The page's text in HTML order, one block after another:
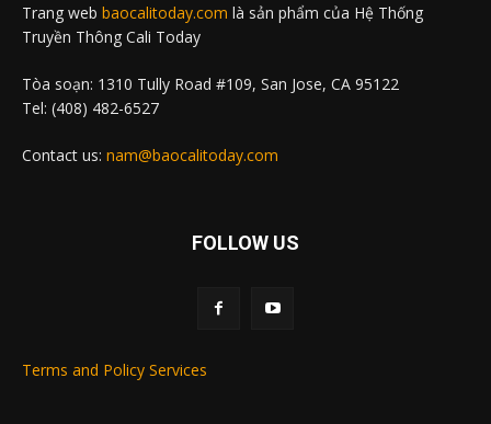
Trang web baocalitoday.com là sản phẩm của Hệ Thống
Truyền Thông Cali Today
Tòa soạn: 1310 Tully Road #109, San Jose, CA 95122
Tel: (408) 482-6527
Contact us: nam@baocalitoday.com
FOLLOW US
Terms and Policy Services